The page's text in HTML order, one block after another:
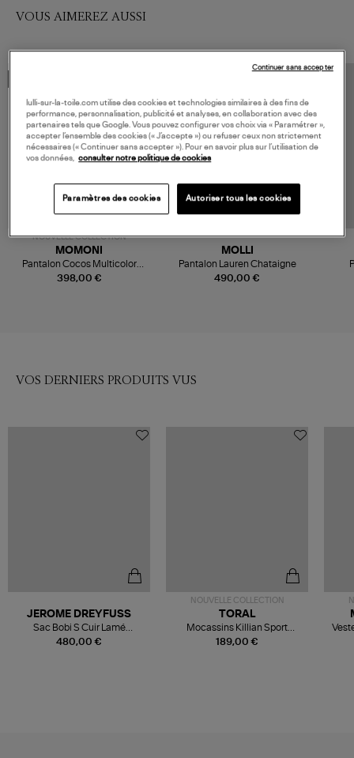
VOUS AIMEREZ AUSSI
NOUVELLE COLLECTION
398,00 €
MOMONI
Pantalon Cocos Multicolor
Amarena
490,00 €
MOLLI
Pantalon Lauren Chataigne
VOS DERNIERS PRODUITS VUS
480,00 €
JEROME DREYFUSS
Sac Bobi S Cuir Lamé
Champagne
NOUVELLE COLLECTION
189,00 €
TORAL
Mocassins Killian Sport
Mousse
lulli-sur-la-toile.com utilise des cookies et technologies similaires à des fins de
performance, personnalisation, publicité et analyses, en collaboration avec des
partenaires tels que Google. Vous pouvez configurer vos choix via « Paramétrer »,
accepter l’ensemble des cookies (« J’accepte ») ou refuser ceux non strictement
nécessaires (« Continuer sans accepter »). Pour en savoir plus sur l’utilisation de
vos données, consulter notre politique de cookies
Paramètres des cookies Autoriser tous les cookies
Continuer sans accepter